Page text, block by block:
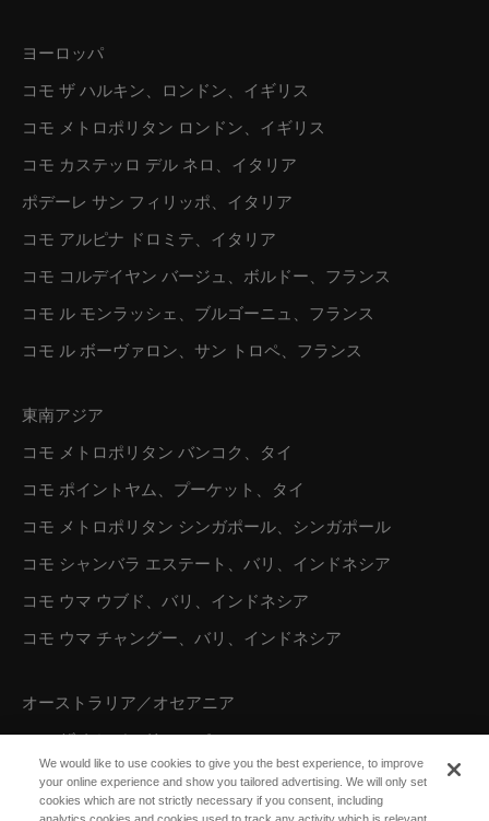
ヨーロッパ
コモ ザ ハルキン、ロンドン、イギリス
コモ メトロポリタン ロンドン、イギリス
コモ カステッロ デル ネロ、イタリア
ポデーレ サン フィリッポ、イタリア
コモ アルピナ ドロミテ、イタリア
コモ コルデイヤン バージュ、ボルドー、フランス
コモ ル モンラッシェ、ブルゴーニュ、フランス
コモ ル ボーヴァロン、サン トロペ、フランス
東南アジア
コモ メトロポリタン バンコク、タイ
コモ ポイントヤム、プーケット、タイ
コモ メトロポリタン シンガポール、シンガポール
コモ シャンバラ エステート、バリ、インドネシア
コモ ウマ ウブド、バリ、インドネシア
コモ ウマ チャングー、バリ、インドネシア
オーストラリア／オセアニア
北米
We would like to use cookies to give you the best experience, to improve
your online experience and show you tailored advertising. We will only set
cookies which are not strictly necessary if you consent, including